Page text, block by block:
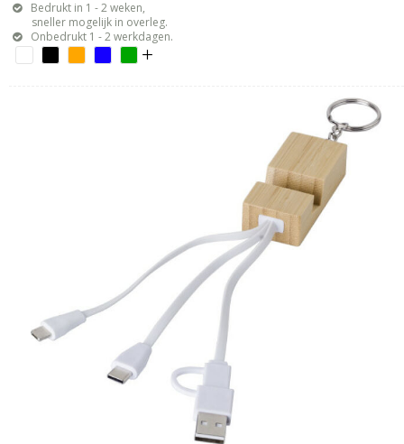
Bedrukt in 1 - 2 weken,
sneller mogelijk in overleg.
Onbedrukt 1 - 2 werkdagen.